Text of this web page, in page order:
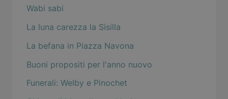
Wabi sabi
La luna carezza la Sisilla
La befana in Piazza Navona
Buoni propositi per l'anno nuovo
Funerali: Welby e Pinochet